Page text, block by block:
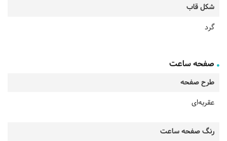
شکل قاب
گرد
صفحه ساعت
طرح صفحه
عقربه‌ای
رنگ صفحه ساعت